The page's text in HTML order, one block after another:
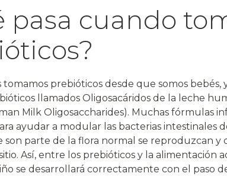
pasa cuando
tomamos prebióticos desde que somos
llamados Oligosacáridos de la leche
Milk Oligosaccharides). Muchas fórmulas
ayudar a modular las bacterias intestinales
son parte de la flora normal se reproduzcan y
Así, entre los prebióticos y la alimentación
se desarrollará correctamente con el paso